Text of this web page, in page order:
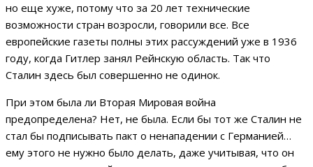
но еще хуже, потому что за 20 лет технические
возможности стран возросли, говорили все. Все
европейские газеты полны этих рассуждений уже в 1936
году, когда Гитлер занял Рейнскую область. Так что
Сталин здесь был совершенно не одинок.
При этом была ли Вторая Мировая война
предопределена? Нет, не была. Если бы тот же Сталин не
стал бы подписывать пакт о ненападении с Германией…
ему этого не нужно было делать, даже учитывая, что он